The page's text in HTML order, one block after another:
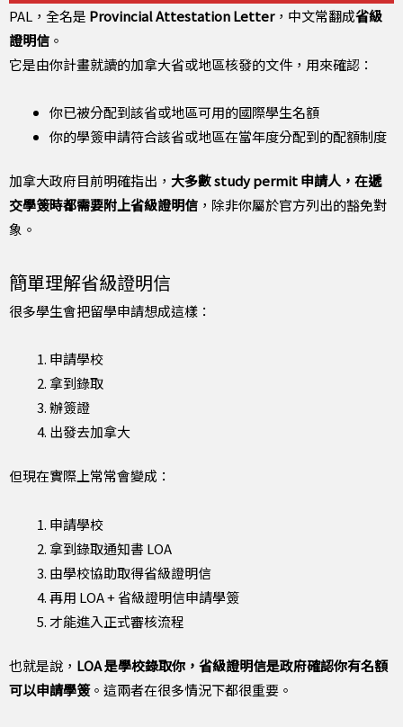
PAL，全名是 Provincial Attestation Letter，中文常翻成省級
證明信 。
它是由你計畫就讀的加拿大省或地區核發的文件，用來確認：
你已被分配到該省或地區可用的國際學生名額
你的學簽申請符合該省或地區在當年度分配到的配額制度
加拿大政府目前明確指出， 大多數 study permit 申請人，在遞
交學簽時都需要附上省級證明信 ，除非你屬於官方列出的豁免對
象。
簡單理解省級證明信
很多學生會把留學申請想成這樣：
申請學校
拿到錄取
辦簽證
出發去加拿大
但現在實際上常常會變成：
申請學校
拿到錄取通知書 LOA
由學校協助取得省級證明信
再用 LOA + 省級證明信申請學簽
才能進入正式審核流程
也就是說， LOA 是學校錄取你，省級證明信是政府確認你有名額
可以申請學簽。這兩者在很多情況下都很重要。